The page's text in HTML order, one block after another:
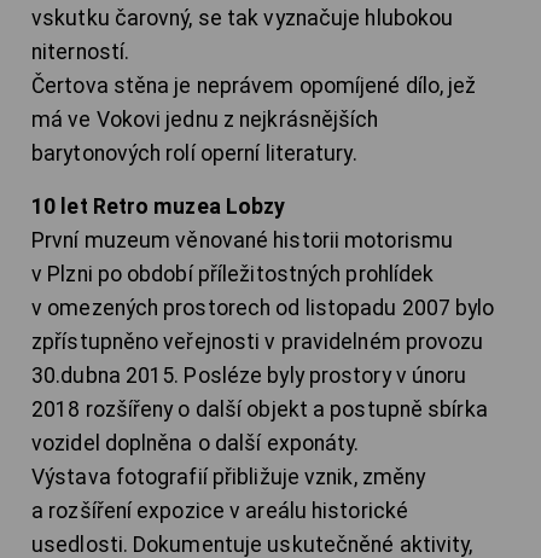
vskutku čarovný, se tak vyznačuje hlubokou
niterností.
Čertova stěna je neprávem opomíjené dílo, jež
má ve Vokovi jednu z nejkrásnějších
barytonových rolí operní literatury.
10 let Retro muzea Lobzy
První muzeum věnované historii motorismu
v Plzni po období příležitostných prohlídek
v omezených prostorech od listopadu 2007 bylo
zpřístupněno veřejnosti v pravidelném provozu
30.dubna 2015. Posléze byly prostory v únoru
2018 rozšířeny o další objekt a postupně sbírka
vozidel doplněna o další exponáty.
Výstava fotografií přibližuje vznik, změny
a rozšíření expozice v areálu historické
usedlosti. Dokumentuje uskutečněné aktivity,